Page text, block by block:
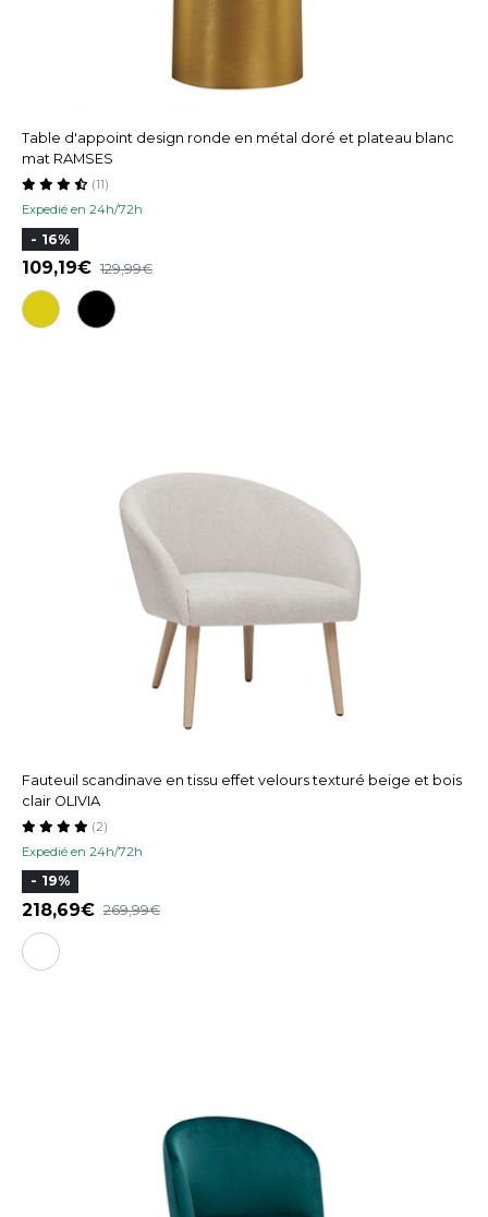
Table d'appoint design ronde en métal doré et plateau blanc
mat RAMSES
Expedié en 24h/72h
(11)
- 16%
109,19 129,99
Fauteuil scandinave en tissu effet velours texturé beige et bois
clair OLIVIA
Expedié en 24h/72h
(2)
- 19%
218,69 269,99